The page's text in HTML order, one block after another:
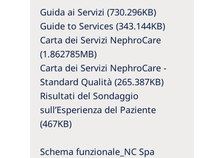
United States of America
NephroCare International
Global Website
Guida ai Servizi (730.296KB)
Guide to Services (343.144KB)
Carta dei Servizi NephroCare
(1.862785MB)
Carta dei Servizi NephroCare -
Standard Qualità (265.387KB)
Risultati del Sondaggio
sull’Esperienza del Paziente
(467KB)
Schema funzionale_NC Spa